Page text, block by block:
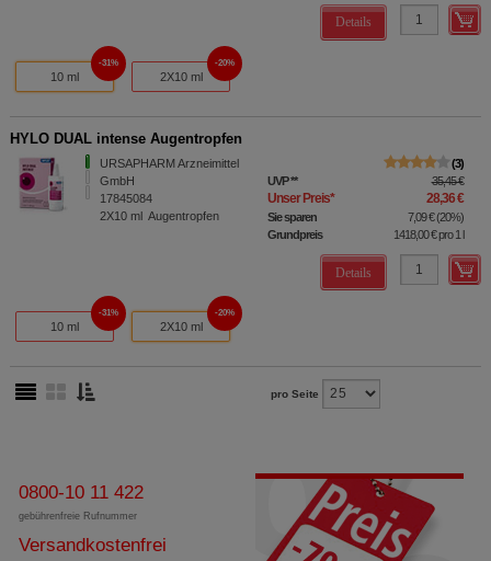
Details
10 ml
31%
2X10 ml
20%
HYLO DUAL intense Augentropfen
URSAPHARM Arzneimittel
GmbH
17845084
2X10 ml Augentropfen
3
UVP** 35,45 €
Unser Preis* 28,36 €
Sie sparen 7,09 €(20%)
Grundpreis
1418,00 €pro 1 l
Details
10 ml
31%
2X10 ml
20%
pro Seite
0800-10 11 422
gebührenfreie Rufnummer
Versandkostenfrei